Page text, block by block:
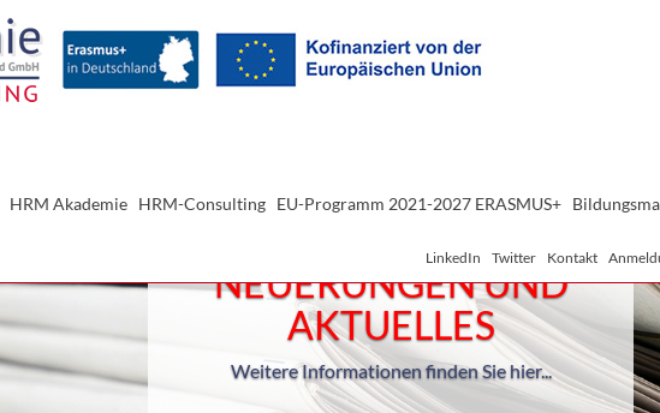
HRM Akademie HRM-Consulting EU-Programm 2021-2027 ERASMUS+
LinkedIn Twitter Kontakt
Geprüfter Berufspädagoge IHK
Inhouse-Veranstaltung
Weitere Informationen finden Sie hier...